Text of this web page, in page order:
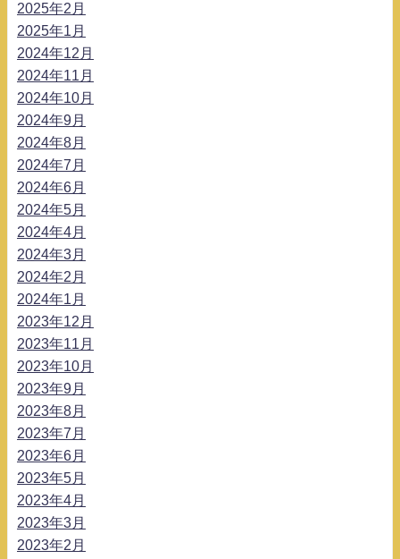
2025年2月
2025年1月
2024年12月
2024年11月
2024年10月
2024年9月
2024年8月
2024年7月
2024年6月
2024年5月
2024年4月
2024年3月
2024年2月
2024年1月
2023年12月
2023年11月
2023年10月
2023年9月
2023年8月
2023年7月
2023年6月
2023年5月
2023年4月
2023年3月
2023年2月